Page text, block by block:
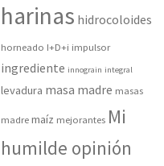
harinas hidrocoloides
horneado I+D+i impulsor
ingrediente innograin integral
levadura masa madre masas
madre maíz mejorantes Mi
humilde opinión